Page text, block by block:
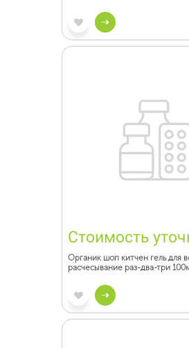
Стоимость
Органик шоп китчен гель для
расчесывание раз-два-три